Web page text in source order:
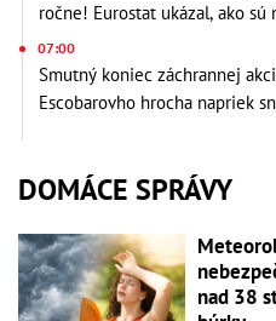
ročne! Eurostat ukázal, ako sú
07:00
Smutný koniec záchrannej
Escobarovho hrocha napriek
DOMÁCE SPRÁVY
nad 38